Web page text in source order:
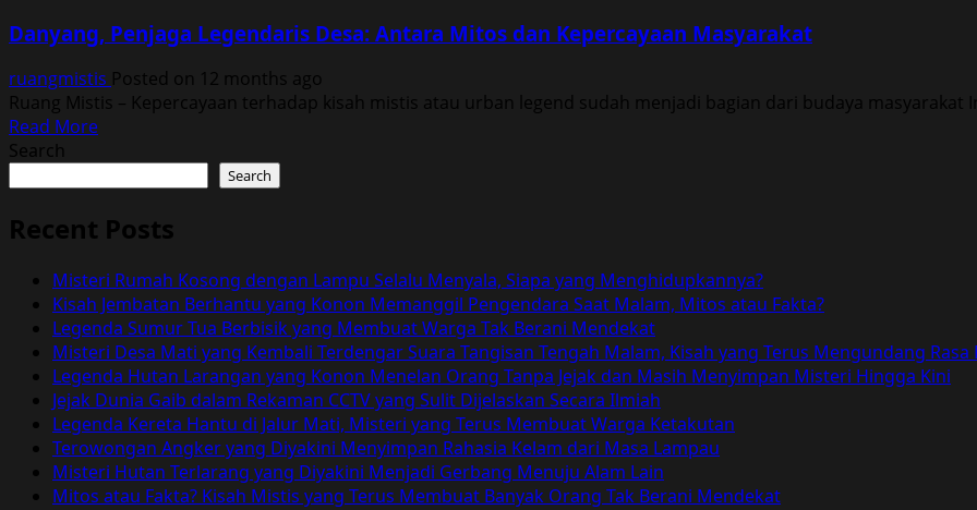
Danyang, Penjaga Legendaris Desa: Antara Mitos dan Kepercayaan Masyarakat
ruangmistis Posted on 12 months ago
Ruang Mistis – Kepercayaan terhadap kisah mistis atau urban legend sudah menjadi bagian dari budaya masyarakat
Read MoreRead
Penjaga
Legendaris
Desa:
Antara
Mitos
dan
Kepercayaan
Masyarakat
Search
Search
Recent Posts
Misteri Rumah Kosong dengan Lampu Selalu Menyala, Siapa yang Menghidupkannya?
Kisah Jembatan Berhantu yang Konon Memanggil Pengendara Saat Malam, Mitos atau Fakta?
Legenda Sumur Tua Berbisik yang Membuat Warga Tak Berani Mendekat
Misteri Desa Mati yang Kembali Terdengar Suara Tangisan Tengah Malam, Kisah yang Terus Mengundang Rasa
Legenda Hutan Larangan yang Konon Menelan Orang Tanpa Jejak dan Masih Menyimpan Misteri Hingga Kini
Jejak Dunia Gaib dalam Rekaman CCTV yang Sulit Dijelaskan Secara Ilmiah
Legenda Kereta Hantu di Jalur Mati, Misteri yang Terus Membuat Warga Ketakutan
Terowongan Angker yang Diyakini Menyimpan Rahasia Kelam dari Masa Lampau
Misteri Hutan Terlarang yang Diyakini Menjadi Gerbang Menuju Alam Lain
Mitos atau Fakta? Kisah Mistis yang Terus Membuat Banyak Orang Tak Berani Mendekat